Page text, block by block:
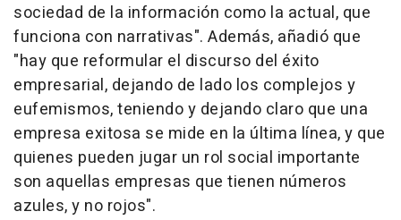
sociedad de la información como la actual, que
funciona con narrativas". Además, añadió que
"hay que reformular el discurso del éxito
empresarial, dejando de lado los complejos y
eufemismos, teniendo y dejando claro que una
empresa exitosa se mide en la última línea, y que
quienes pueden jugar un rol social importante
son aquellas empresas que tienen números
azules, y no rojos".